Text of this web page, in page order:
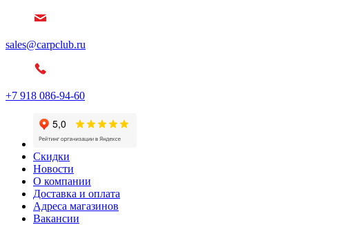
sales@carpclub.ru
+7 918 086-94-60
Скидки
Новости
О компании
Доставка и оплата
Адреса магазинов
Вакансии